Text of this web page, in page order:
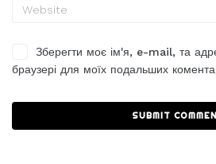
Зберегти моє ім'я, e-mail, та
браузері для моїх подальших